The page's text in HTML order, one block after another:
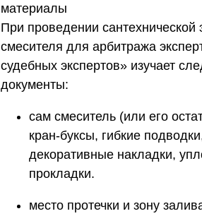
материалы
При проведении сантехнической
смесителя для арбитража
судебных экспертов» изучает
документы:
сам смеситель (или его
кран-буксы, гибкие
декоративные накладки,
прокладки.
место протечки и зону